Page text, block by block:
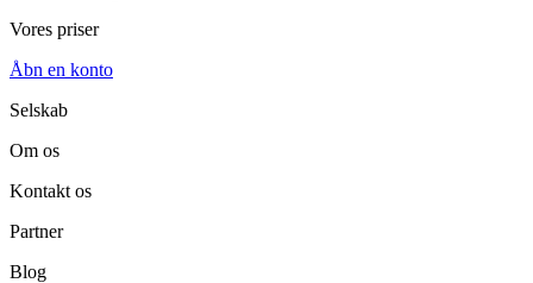
Vores priser
Åbn en konto
Selskab
Om os
Kontakt os
Partner
Blog